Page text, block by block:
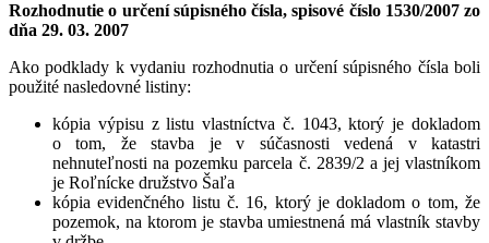
Rozhodnutie o určení súpisného čísla, spisové číslo 1530/2007 zo
dňa 29. 03. 2007
Ako podklady k vydaniu rozhodnutia o určení súpisného čísla boli
použité nasledovné listiny:
kópia výpisu z listu vlastníctva č. 1043, ktorý je dokladom
o tom, že stavba je v súčasnosti vedená v katastri
nehnuteľnosti na pozemku parcela č. 2839/2 a jej vlastníkom
je Roľnícke družstvo Šaľa
kópia evidenčného listu č. 16, ktorý je dokladom o tom, že
pozemok, na ktorom je stavba umiestnená má vlastník stavby